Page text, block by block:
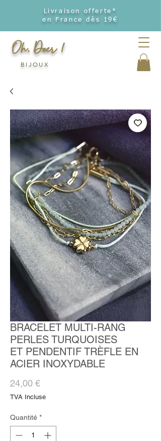
Livraison offerte*
en France dès 19€
Oh, Deer !
BIJOUX
BRACELET MULTI-RANG
PERLES TURQUOISES
ET PENDENTIF TRÈFLE EN
ACIER INOXYDABLE
24,00 €Prix
TVA Incluse
Quantité *